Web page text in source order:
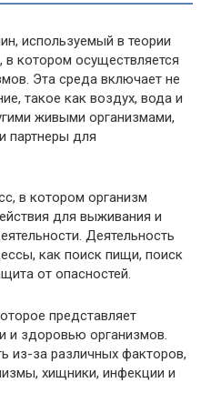
используемый в теории
котором осуществляется
Эта среда включает не
такое как воздух, вода и
живыми организмами,
партнеры для
в котором организм
для выживания и
Деятельность
как поиск пищи, поиск
от опасностей.
представляет
и здоровью организмов.
из-за различных факторов,
хищники, инфекции и